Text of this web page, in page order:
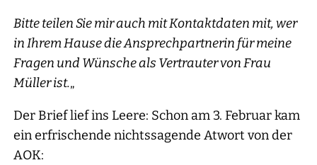
Bitte teilen Sie mir auch mit Kontaktdaten mit, wer
in Ihrem Hause die Ansprechpartnerin für meine
Fragen und Wünsche als Vertrauter von Frau
Müller ist.„
Der Brief lief ins Leere: Schon am 3. Februar kam
ein erfrischende nichtssagende Atwort von der
AOK: